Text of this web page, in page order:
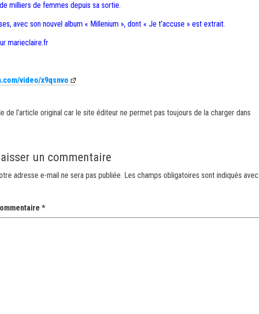
milliers de femmes depuis sa sortie.
avec son nouvel album « Millenium », dont « Je t’accuse » est extrait.
marieclaire.fr
video/x9qsnvo
de l’article original car le site éditeur ne permet pas toujours de la charger dans
un commentaire
adresse e-mail ne sera pas publiée. Les champs obligatoires sont indiqués avec
*